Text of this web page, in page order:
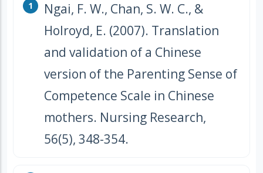
Ngai, F. W., Chan, S. W. C., &
Holroyd, E. (2007). Translation
and validation of a Chinese
version of the Parenting Sense of
Competence Scale in Chinese
mothers. Nursing Research,
56(5), 348-354.